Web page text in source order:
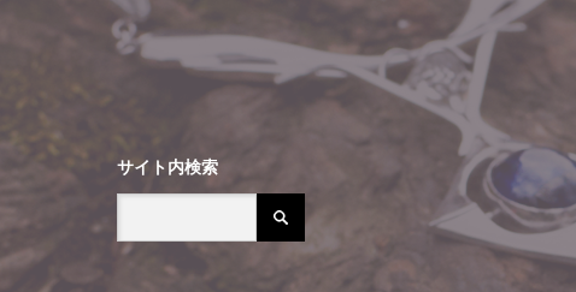
サイト内検索